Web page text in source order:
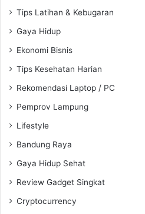
Tips Latihan & Kebugaran
Gaya Hidup
Ekonomi Bisnis
Tips Kesehatan Harian
Rekomendasi Laptop / PC
Pemprov Lampung
Lifestyle
Bandung Raya
Gaya Hidup Sehat
Review Gadget Singkat
Cryptocurrency